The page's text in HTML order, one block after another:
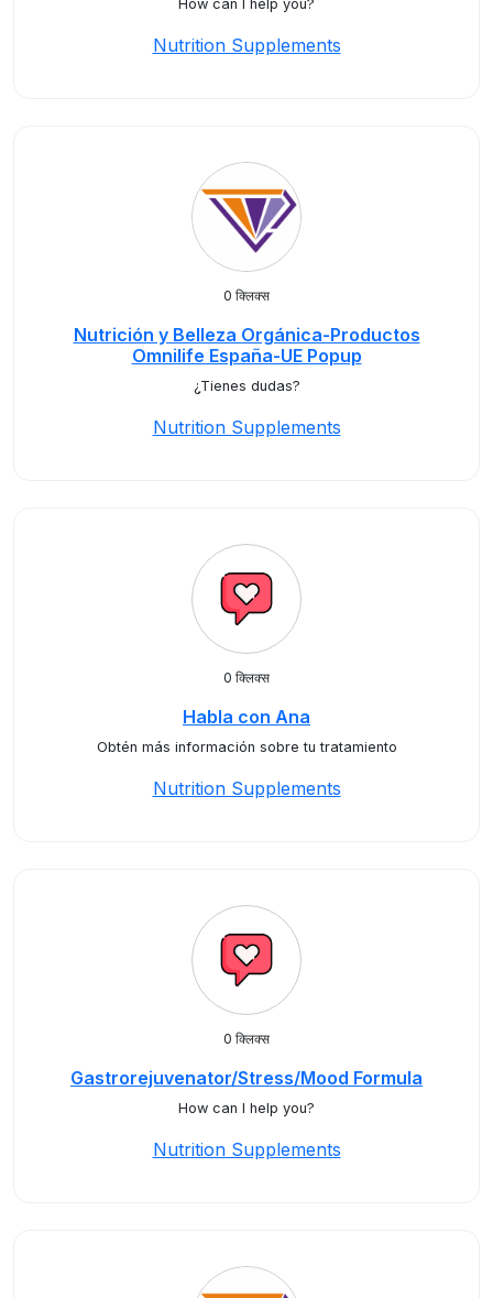
How can I help you?
Nutrition Supplements
0 क्लिक्स
Nutrición y Belleza Orgánica-Productos
Omnilife España-UE Popup
¿Tienes dudas?
Nutrition Supplements
0 क्लिक्स
Habla con Ana
Obtén más información sobre tu tratamiento
Nutrition Supplements
0 क्लिक्स
Gastrorejuvenator/Stress/Mood Formula
How can I help you?
Nutrition Supplements